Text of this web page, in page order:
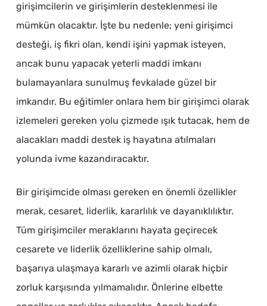
girişimcilerin ve girişimlerin desteklenmesi ile
mümkün olacaktır. İşte bu nedenle; yeni girişimci
desteği, iş fikri olan, kendi işini yapmak isteyen,
ancak bunu yapacak yeterli maddi imkanı
bulamayanlara sunulmuş fevkalade güzel bir
imkandır. Bu eğitimler onlara hem bir girişimci olarak
izlemeleri gereken yolu çizmede ışık tutacak, hem de
alacakları maddi destek iş hayatına atılmaları
yolunda ivme kazandıracaktır.
Bir girişimcide olması gereken en önemli özellikler
merak, cesaret, liderlik, kararlılık ve dayanıklılıktır.
Tüm girişimciler meraklarını hayata geçirecek
cesarete ve liderlik özelliklerine sahip olmalı,
başarıya ulaşmaya kararlı ve azimli olarak hiçbir
zorluk karşısında yılmamalıdır. Önlerine elbette